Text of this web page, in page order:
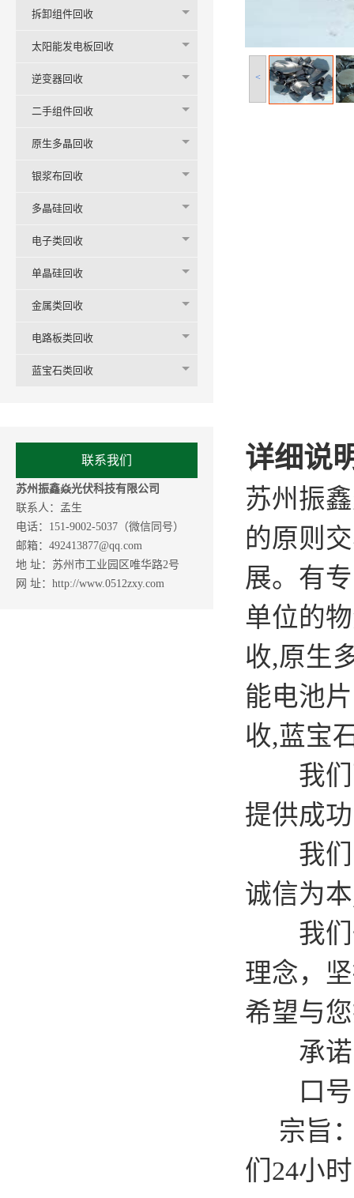
拆卸组件回收
太阳能发电板回收
逆变器回收
二手组件回收
原生多晶回收
银浆布回收
多晶硅回收
电子类回收
单晶硅回收
金属类回收
电路板类回收
蓝宝石类回收
联系我们
苏州振鑫焱光伏科技有限公司
联系人：孟生
电话：151-9002-5037（微信同号）
邮箱：492413877@qq.com
地 址：苏州市工业园区唯华路2号
网 址：http://www.0512zxy.com
<
详细说
苏州振
的原则
展。有
单位的
收,原生
能电池
收,蓝宝
我们可
提供成
我们的
诚信为
我们一
理念，
希望与
承诺：
口号：
宗旨：
们24小